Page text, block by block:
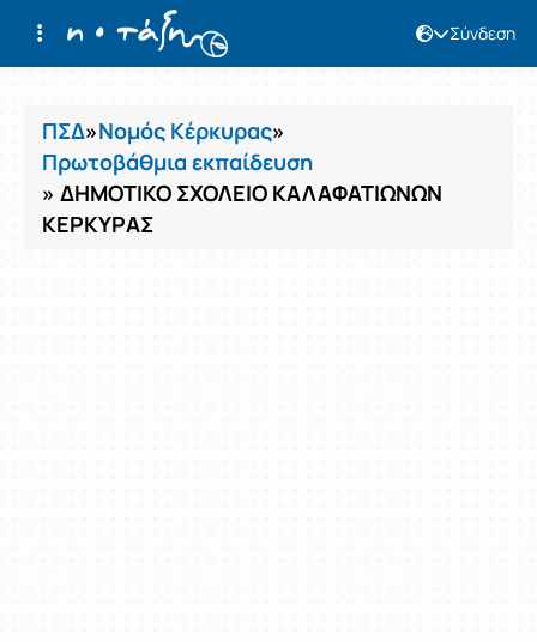
Σύνδεση
Μαθήματα
ΠΣΔ»Νομός Κέρκυρας»
Πρωτοβάθμια εκπαίδευση
» ΔΗΜΟΤΙΚΟ ΣΧΟΛΕΙΟ ΚΑΛΑΦΑΤΙΩΝΩΝ
ΚΕΡΚΥΡΑΣ